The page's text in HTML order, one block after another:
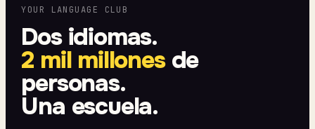
YOUR LANGUAGE CLUB
Dos idiomas.
2 mil millonesde
personas.
Una escuela.